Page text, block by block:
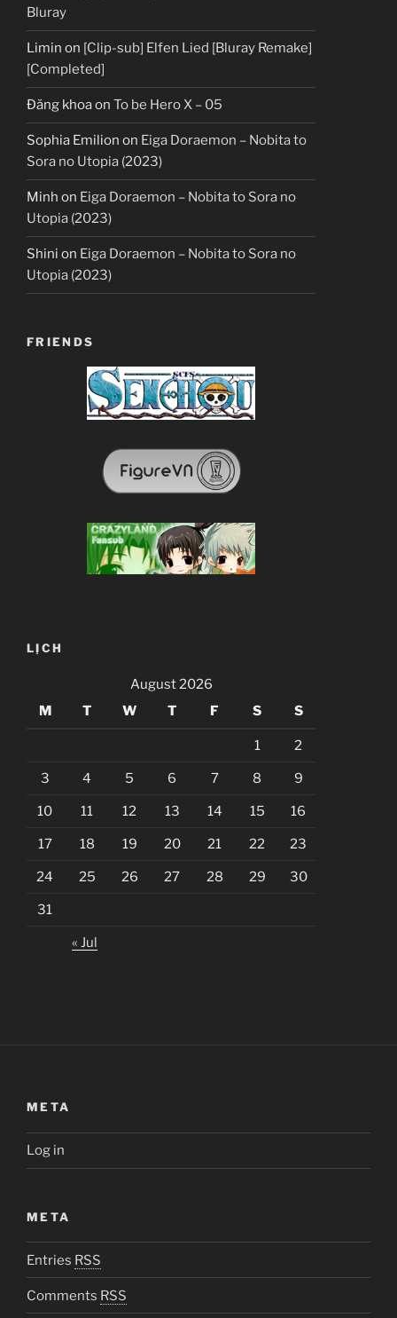
Bluray
Limin on [Clip-sub] Elfen Lied [Bluray Remake]
[Completed]
Đăng khoaon To be Hero X – 05
Sophia Emilion on Eiga Doraemon – Nobita to
Sora no Utopia (2023)
Minh on Eiga Doraemon – Nobita to Sora no
Utopia (2023)
Shini on Eiga Doraemon – Nobita to Sora no
Utopia (2023)
FRIENDS
LỊCH
August 2026
M
T W T F S S
1 2
3 4 5 6 7 8 9
10 11 12 13 14 15 16
17 18 19 20 21 22 23
24 25 26 27 28 29 30
31
« Jul
META
Log in
META
Entries RSS
Comments RSS